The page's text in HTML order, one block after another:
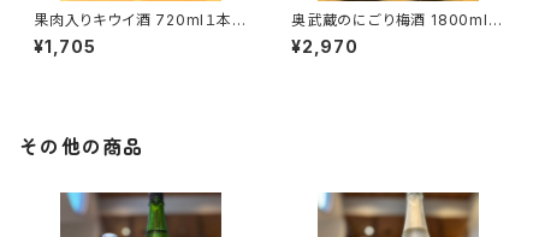
果肉入りキウイ酒 720ml１本
（麻原酒造・埼玉県入間郡毛呂
山町）
¥1,705
奥武蔵のにごり梅酒 1800ml１
本（麻原酒造・埼玉県入間郡毛
呂山町）
¥2,970
その他の商品